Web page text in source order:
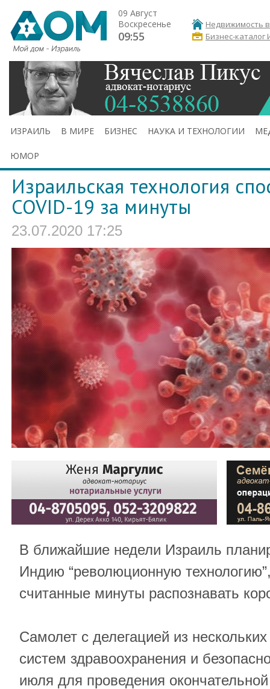
09 Август
Воскресенье
09:55
Недвижимость
Бизнес-каталог
ИЗРАИЛЬ В МИРЕ БИЗНЕС НАУКА И ТЕХНОЛОГИИ
ЮМОР
Израильская технология
COVID-19 за минуты
23.07.2020 17:25
В ближайшие недели Израиль
Индию “революционную
считанные минуты распознавать
Самолет с делегацией из
систем здравоохранения и
июля для проведения